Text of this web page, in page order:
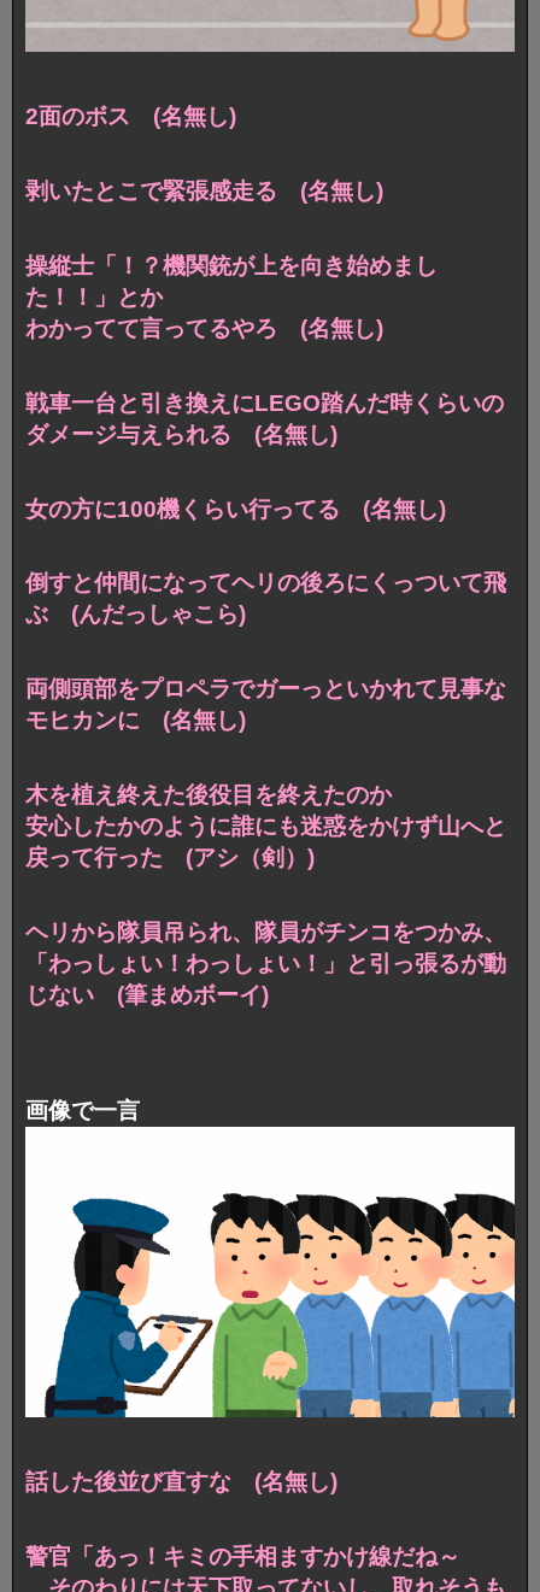
2面のボス (名無し)
剥いたとこで緊張感走る (名無し)
操縦士「！？機関銃が上を向き始めまし
た！！」とか
わかってて言ってるやろ (名無し)
戦車一台と引き換えにLEGO踏んだ時くらいの
ダメージ与えられる (名無し)
女の方に100機くらい行ってる (名無し)
倒すと仲間になってヘリの後ろにくっついて飛
ぶ (んだっしゃこら)
両側頭部をプロペラでガーっといかれて見事な
モヒカンに (名無し)
木を植え終えた後役目を終えたのか
安心したかのように誰にも迷惑をかけず山へと
戻って行った (アシ（剣）)
ヘリから隊員吊られ、隊員がチンコをつかみ、
「わっしょい！わっしょい！」と引っ張るが動
じない (筆まめボーイ)
画像で一言
話した後並び直すな (名無し)
警官「あっ！キミの手相ますかけ線だね～